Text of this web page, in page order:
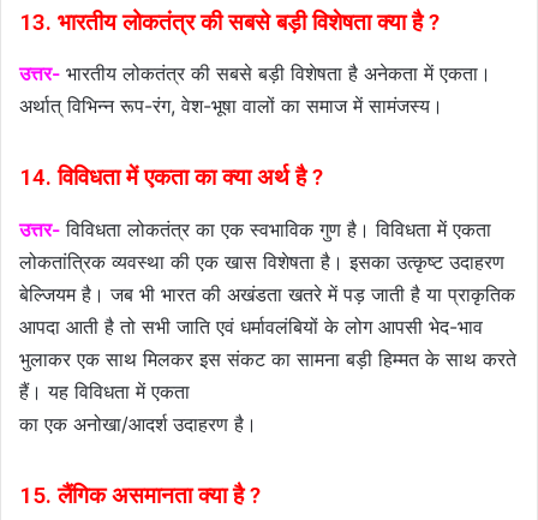
13. भारतीय लोकतंत्र की सबसे बड़ी विशेषता क्या है ?
उत्तर- भारतीय लोकतंत्र की सबसे बड़ी विशेषता है अनेकता में एकता।
अर्थात् विभिन्न रूप-रंग, वेश-भूषा वालों का समाज में सामंजस्य।
14. विविधता में एकता का क्या अर्थ है ?
उत्तर- विविधता लोकतंत्र का एक स्वभाविक गुण है। विविधता में एकता
लोकतांत्रिक व्यवस्था की एक खास विशेषता है। इसका उत्कृष्ट उदाहरण
बेल्जियम है। जब भी भारत की अखंडता खतरे में पड़ जाती है या प्राकृतिक
आपदा आती है तो सभी जाति एवं धर्मावलंबियों के लोग आपसी भेद-भाव
भुलाकर एक साथ मिलकर इस संकट का सामना बड़ी हिम्मत के साथ करते
हैं। यह विविधता में एकता
का एक अनोखा/आदर्श उदाहरण है।
15. लैंगिक असमानता क्या है ?